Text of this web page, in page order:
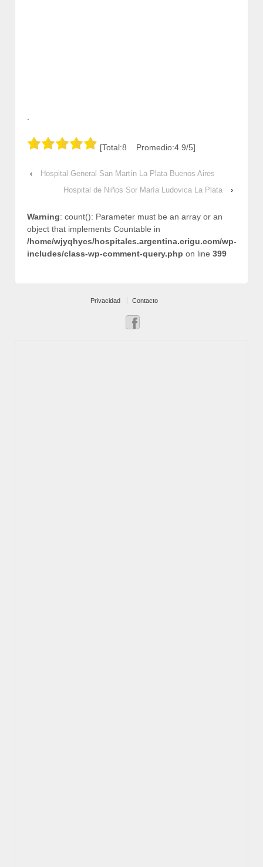
[Total:8 Promedio:4.9/5]
‹
Hospital General San Martín La Plata Buenos Aires
Hospital de Niños Sor María Ludovica La Plata
›
Warning: count(): Parameter must be an array or an
object that implements Countable in
/home/wjyqhycs/hospitales.argentina.crigu.com/wp-
includes/class-wp-comment-query.php on line 399
Privacidad Contacto